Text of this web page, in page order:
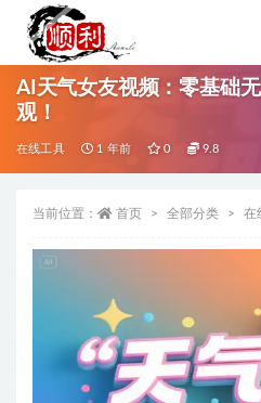
AI天气女友视频：零基础
观！
在线工具 1 年前 0 9.8
当前位置： 首页 全部分类 在
全部